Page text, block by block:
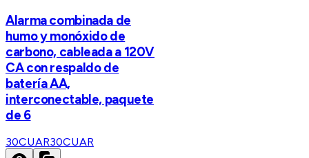
Alarma combinada de
humo y monóxido de
carbono, cableada a 120V
CA con respaldo de
batería AA,
interconectable, paquete
de 6
30CUAR30CUAR